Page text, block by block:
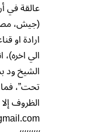
عالقة في
(جيش،
ارادة او
الي
الشيخ ود
تحت”،
الظروف